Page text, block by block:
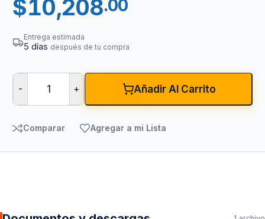
$10,208.00
Entrega estimada
5 días después de tu compra
- + Añadir Al Carrito
Comparar Agregar a mi Lista